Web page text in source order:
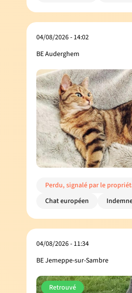
04/08/2026 - 14:02
BE Auderghem
Perdu, signalé par le
Chat européen
04/08/2026 - 11:34
BE Jemeppe-sur-Sambre
Retrouvé